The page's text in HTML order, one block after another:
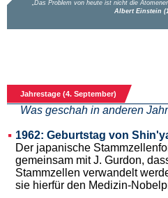
Jahrestage (4. September)
Was geschah in anderen
1962: Geburtstag von
Der japanische
gemeinsam mit J. Gurdon,
Stammzellen verwandelt
sie hierfür den Medizin-